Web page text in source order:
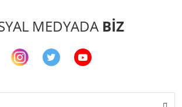
MEDYADA BİZ